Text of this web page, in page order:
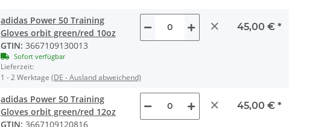
adidas Power 50 Training
Gloves orbit green/red 10oz
GTIN: 3667109130013
Sofort verfügbar
Lieferzeit:
1 - 2 Werktage (DE - Ausland abweichend)
× 45,00 € *
adidas Power 50 Training
Gloves orbit green/red 12oz
GTIN: 3667109120816
× 45,00 € *